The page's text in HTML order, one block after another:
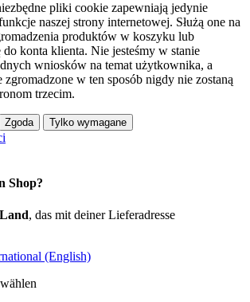
pliki cookie zapewniają jedynie
naszej strony internetowej. Służą one na
produktów w koszyku lub
konta klienta. Nie jesteśmy w stanie
wniosków na temat użytkownika, a
zgromadzone w ten sposób nigdy nie zostaną
trzecim.
Zgoda Tylko wymagane
Shop?
, das mit deiner Lieferadresse
(English)